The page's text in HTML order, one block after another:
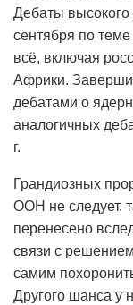
Дебаты высокого
сентября по теме
всё, включая
Африки.
дебатами о
аналогичных
г.
Грандиозных
ООН не следует,
перенесено
связи с
самим
Другого шанса у